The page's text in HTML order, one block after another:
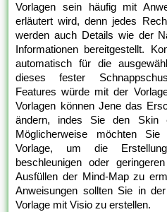
Vorlagen sein häufig mit
erläutert wird, denn jedes
werden auch Details wie der
Informationen bereitgestellt.
automatisch für die
dieses fester
Features würde mit der
Vorlagen können Jene das
ändern, indes Sie den Skin
Möglicherweise möchten
Vorlage, um die
beschleunigen oder
Ausfüllen der Mind-Map zu
Anweisungen sollten Sie in
Vorlage mit Visio zu erstellen.